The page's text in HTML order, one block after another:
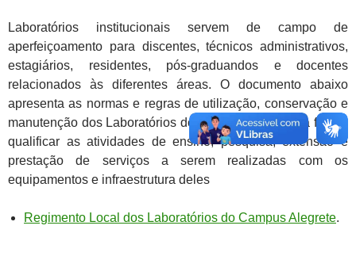
Laboratórios institucionais servem de campo de
aperfeiçoamento para discentes, técnicos administrativos,
estagiários, residentes, pós-graduandos e docentes
relacionados às diferentes áreas. O documento abaixo
apresenta as normas e regras de utilização, conservação e
manutenção dos Laboratórios do Campus Alegrete, a fim de
qualificar as atividades de ensino, pesquisa, extensão e
prestação de serviços a serem realizadas com os
equipamentos e infraestrutura deles
Regimento Local dos Laboratórios do Campus Alegrete.